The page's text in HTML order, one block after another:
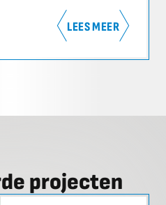
LEES MEER
projecten